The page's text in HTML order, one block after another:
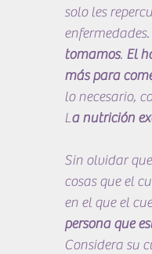
solo les
enfermedades.
tomamos. El
más para
lo necesario,
La nutrición
Sin olvidar
cosas que el
en el que el
persona que
Considera su